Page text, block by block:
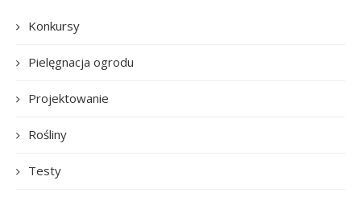
Konkursy
Pielęgnacja ogrodu
Projektowanie
Rośliny
Testy